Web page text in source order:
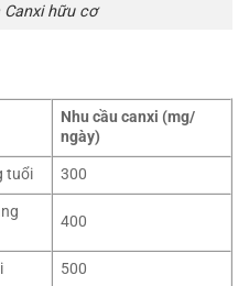
hữu cơ
Nhu cầu canxi (mg/
ngày)
tuổi
300
400
500